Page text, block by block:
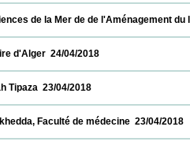
sciences de la Mer de de
d'Alger  24/04/2018
Tipaza  23/04/2018
khedda, Faculté de médecine